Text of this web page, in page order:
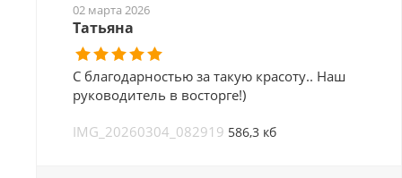
02 марта 2026
Татьяна
С благодарностью за такую красоту.. Наш
руководитель в восторге!)
IMG_20260304_082919 586,3 кб